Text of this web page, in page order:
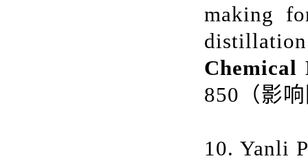
making
Chemical
850 （影
10. Yanli